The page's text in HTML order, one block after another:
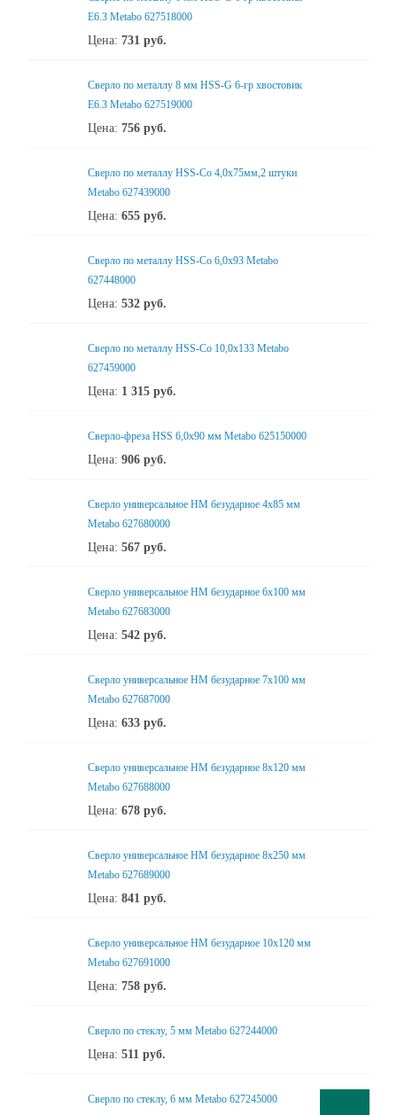
Е6.3 Metabo 627518000
Цена: 731 руб.
Сверло по металлу 8 мм HSS-G 6-гр хвостовик
Е6.3 Metabo 627519000
Цена: 756 руб.
Сверло по металлу HSS-Co 4,0x75мм,2 штуки
Metabo 627439000
Цена: 655 руб.
Сверло по металлу HSS-Co 6,0x93 Metabo
627448000
Цена: 532 руб.
Сверло по металлу HSS-Co 10,0x133 Metabo
627459000
Цена: 1 315 руб.
Сверло-фреза HSS 6,0x90 мм Metabo 625150000
Цена: 906 руб.
Сверло универсальное НМ безударное 4x85 мм
Metabo 627680000
Цена: 567 руб.
Сверло универсальное НМ безударное 6x100 мм
Metabo 627683000
Цена: 542 руб.
Сверло универсальное НМ безударное 7x100 мм
Metabo 627687000
Цена: 633 руб.
Сверло универсальное НМ безударное 8x120 мм
Metabo 627688000
Цена: 678 руб.
Сверло универсальное НМ безударное 8x250 мм
Metabo 627689000
Цена: 841 руб.
Сверло универсальное НМ безударное 10x120 мм
Metabo 627691000
Цена: 758 руб.
Сверло по стеклу, 5 мм Metabo 627244000
Цена: 511 руб.
Сверло по стеклу, 6 мм Metabo 627245000